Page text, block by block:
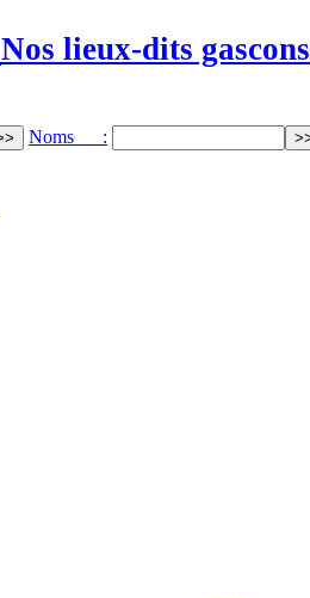
Nos lieux-dits gascons
Noms :